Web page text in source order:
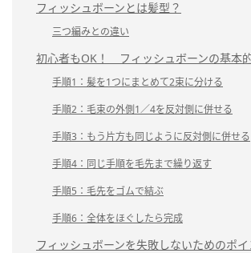
フィッシュボーンとは髪型？
三つ編みとの違い
初心者もOK！ フィッシュボーンの基本
手順1：髪を1つにまとめて2束に分ける
手順2：毛束の外側1／4を反対側に併せる
手順3：もう片方も同じように反対側に併せる
手順4：同じ手順を毛先まで繰り返す
手順5：毛先をゴムで結ぶ
手順6：全体をほぐしたら完成
フィッシュボーンを失敗しないためのポイ